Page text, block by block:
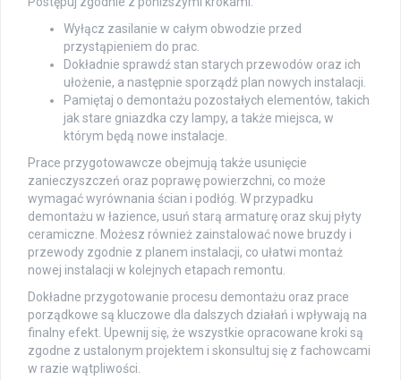
Wyłącz zasilanie w całym obwodzie przed
przystąpieniem do prac.
Dokładnie sprawdź stan starych przewodów oraz ich
ułożenie, a następnie sporządź plan nowych instalacji.
Pamiętaj o demontażu pozostałych elementów, takich
jak stare gniazdka czy lampy, a także miejsca, w
którym będą nowe instalacje.
Prace przygotowawcze obejmują także usunięcie
zanieczyszczeń oraz poprawę powierzchni, co może
wymagać wyrównania ścian i podłóg. W przypadku
demontażu w łazience, usuń starą armaturę oraz skuj płyty
ceramiczne. Możesz również zainstalować nowe bruzdy i
przewody zgodnie z planem instalacji, co ułatwi montaż
nowej instalacji w kolejnych etapach remontu.
Dokładne przygotowanie procesu demontażu oraz prace
porządkowe są kluczowe dla dalszych działań i wpływają na
finalny efekt. Upewnij się, że wszystkie opracowane kroki są
zgodne z ustalonym projektem i skonsultuj się z fachowcami
w razie wątpliwości.